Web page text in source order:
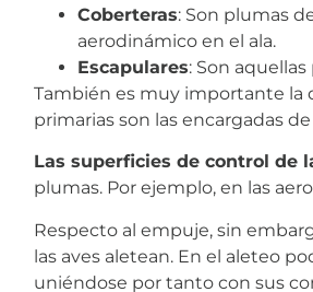
Coberteras: Son plumas
aerodinámico en el ala.
Escapulares: Son
También es muy importante la
primarias son las encargadas
Las superficies de control de
plumas. Por ejemplo, en las
Respecto al empuje, sin
las aves aletean. En el aleteo
uniéndose por tanto con sus